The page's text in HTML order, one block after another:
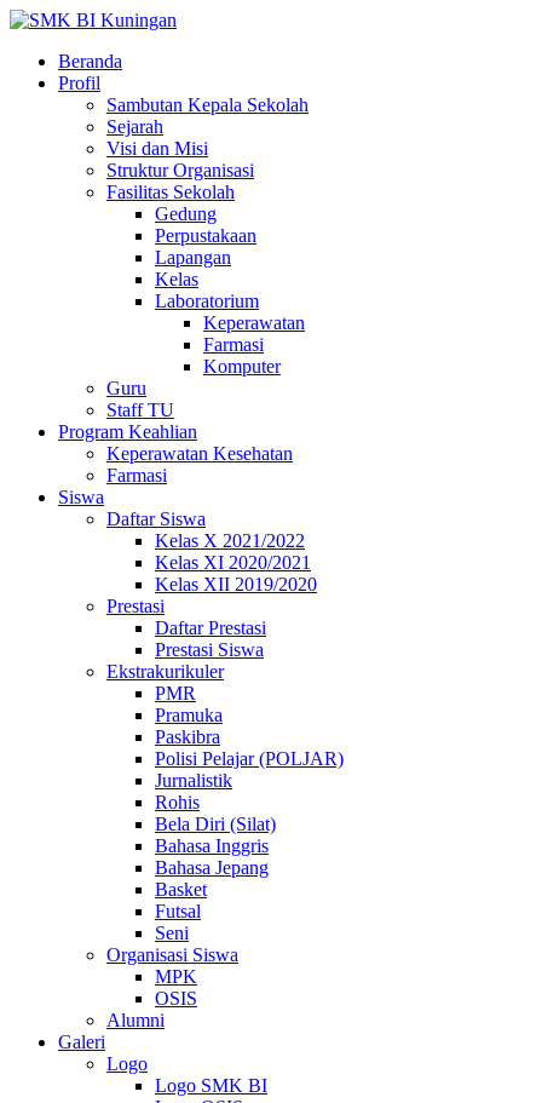
Beranda
Profil
Sambutan Kepala Sekolah
Sejarah
Visi dan Misi
Struktur Organisasi
Fasilitas Sekolah
Gedung
Perpustakaan
Lapangan
Kelas
Laboratorium
Keperawatan
Farmasi
Komputer
Guru
Staff TU
Program Keahlian
Keperawatan Kesehatan
Farmasi
Siswa
Daftar Siswa
Kelas X 2021/2022
Kelas XI 2020/2021
Kelas XII 2019/2020
Prestasi
Daftar Prestasi
Prestasi Siswa
Ekstrakurikuler
PMR
Pramuka
Paskibra
Polisi Pelajar (POLJAR)
Jurnalistik
Rohis
Bela Diri (Silat)
Bahasa Inggris
Bahasa Jepang
Basket
Futsal
Seni
Organisasi Siswa
MPK
OSIS
Alumni
Galeri
Logo
Logo SMK BI